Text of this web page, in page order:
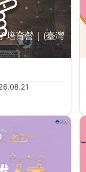
培育營｜(臺灣